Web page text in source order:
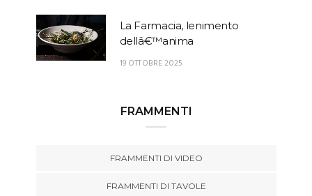
La Farmacia, lenimento
dellâ€™anima
19 OTTOBRE 2025
FRAMMENTI
FRAMMENTI DI VIDEO
FRAMMENTI DI TAVOLE